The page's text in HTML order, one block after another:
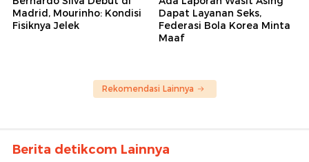
Madrid, Mourinho: Kondisi
Fisiknya Jelek
Dapat Layanan Seks,
Federasi Bola Korea Minta
Maaf
Rekomendasi Lainnya
Berita detikcom Lainnya